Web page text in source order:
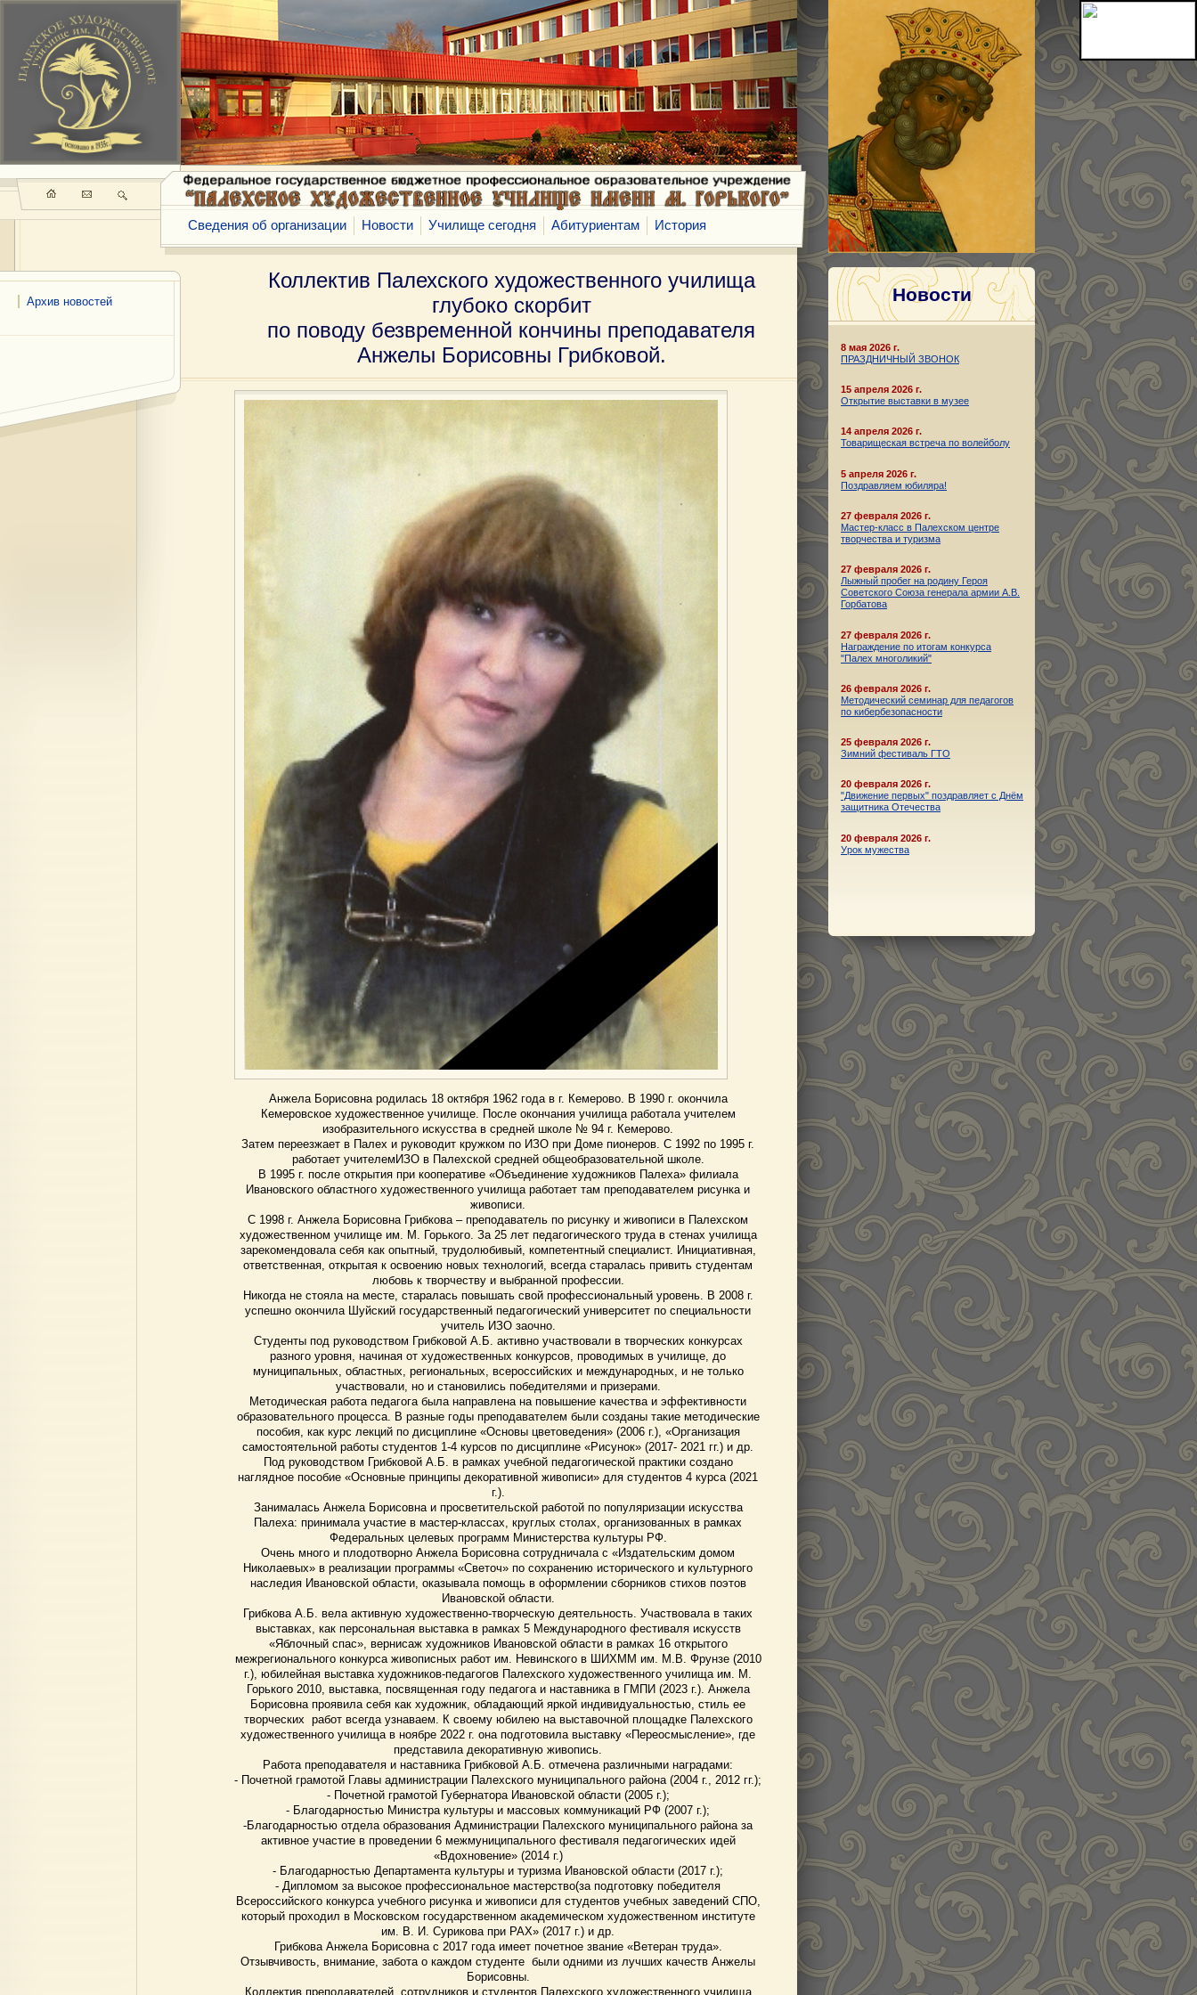
Архив новостей
Сведения об организации Новости Училище сегодня Абитуриентам История
Коллектив Палехского художественного училища
глубоко скорбит
по поводу безвременной кончины преподавателя
Анжелы Борисовны Грибковой.
Анжела Борисовна родилась 18 октября 1962 года в г. Кемерово. В 1990 г. окончила
Кемеровское художественное училище. После окончания училища работала учителем
изобразительного искусства в средней школе № 94 г. Кемерово.
Затем переезжает в Палех и руководит кружком по ИЗО при Доме пионеров. С 1992 по 1995 г.
работает учителемИЗО в Палехской средней общеобразовательной школе.
В 1995 г. после открытия при кооперативе «Объединение художников Палеха» филиала
Ивановского областного художественного училища работает там преподавателем рисунка и
живописи.
С 1998 г. Анжела Борисовна Грибкова – преподаватель по рисунку и живописи в Палехском
художественном училище им. М. Горького. За 25 лет педагогического труда в стенах училища
зарекомендовала себя как опытный, трудолюбивый, компетентный специалист. Инициативная,
ответственная, открытая к освоению новых технологий, всегда старалась привить студентам
любовь к творчеству и выбранной профессии.
Никогда не стояла на месте, старалась повышать свой профессиональный уровень. В 2008 г.
успешно окончила Шуйский государственный педагогический университет по специальности
учитель ИЗО заочно.
Студенты под руководством Грибковой А.Б. активно участвовали в творческих конкурсах
разного уровня, начиная от художественных конкурсов, проводимых в училище, до
муниципальных, областных, региональных, всероссийских и международных, и не только
участвовали, но и становились победителями и призерами.
Методическая работа педагога была направлена на повышение качества и эффективности
образовательного процесса. В разные годы преподавателем были созданы такие методические
пособия, как курс лекций по дисциплине «Основы цветоведения» (2006 г.), «Организация
самостоятельной работы студентов 1-4 курсов по дисциплине «Рисунок» (2017- 2021 гг.) и др.
Под руководством Грибковой А.Б. в рамках учебной педагогической практики создано
наглядное пособие «Основные принципы декоративной живописи» для студентов 4 курса (2021
г.).
Занималась Анжела Борисовна и просветительской работой по популяризации искусства
Палеха: принимала участие в мастер-классах, круглых столах, организованных в рамках
Федеральных целевых программ Министерства культуры РФ.
Очень много и плодотворно Анжела Борисовна сотрудничала с «Издательским домом
Николаевых» в реализации программы «Светоч» по сохранению исторического и культурного
наследия Ивановской области, оказывала помощь в оформлении сборников стихов поэтов
Ивановской области.
Грибкова А.Б. вела активную художественно-творческую деятельность. Участвовала в таких
выставках, как персональная выставка в рамках 5 Международного фестиваля искусств
«Яблочный спас», вернисаж художников Ивановской области в рамках 16 открытого
межрегионального конкурса живописных работ им. Невинского в ШИХММ им. М.В. Фрунзе (2010
г.), юбилейная выставка художников-педагогов Палехского художественного училища им. М.
Горького 2010, выставка, посвященная году педагога и наставника в ГМПИ (2023 г.). Анжела
Борисовна проявила себя как художник, обладающий яркой индивидуальностью, стиль ее
творческих работ всегда узнаваем. К своему юбилею на выставочной площадке Палехского
художественного училища в ноябре 2022 г. она подготовила выставку «Переосмысление», где
представила декоративную живопись.
Работа преподавателя и наставника Грибковой А.Б. отмечена различными наградами:
- Почетной грамотой Главы администрации Палехского муниципального района (2004 г., 2012 гг.);
- Почетной грамотой Губернатора Ивановской области (2005 г.);
- Благодарностью Министра культуры и массовых коммуникаций РФ (2007 г.);
-Благодарностью отдела образования Администрации Палехского муниципального района за
активное участие в проведении 6 межмуниципального фестиваля педагогических идей
«Вдохновение» (2014 г.)
- Благодарностью Департамента культуры и туризма Ивановской области (2017 г.);
- Дипломом за высокое профессиональное мастерство(за подготовку победителя
Всероссийского конкурса учебного рисунка и живописи для студентов учебных заведений СПО,
который проходил в Московском государственном академическом художественном институте
им. В. И. Сурикова при РАХ» (2017 г.) и др.
Грибкова Анжела Борисовна с 2017 года имеет почетное звание «Ветеран труда».
Отзывчивость, внимание, забота о каждом студенте были одними из лучших качеств Анжелы
Борисовны.
Коллектив преподавателей, сотрудников и студентов Палехского художественного училища
Новости